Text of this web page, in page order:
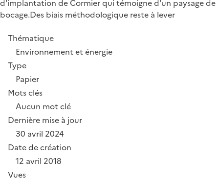
d'implantation de Cormier qui témoigne d'un paysage de
bocage.Des biais méthodologique reste à lever
Thématique
Environnement et énergie
Type
Papier
Mots clés
Aucun mot clé
Dernière mise à jour
30 avril 2024
Date de création
12 avril 2018
Vues